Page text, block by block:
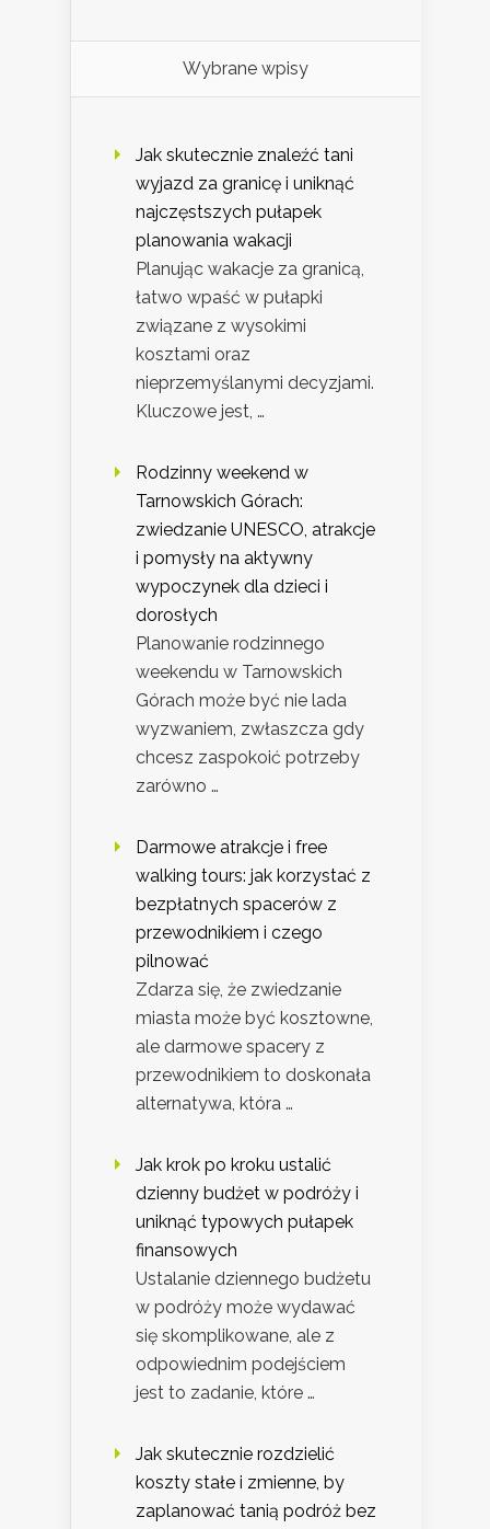
Wybrane wpisy
Jak skutecznie znaleźć tani
wyjazd za granicę i uniknąć
najczęstszych pułapek
planowania wakacji
Planując wakacje za granicą,
łatwo wpaść w pułapki
związane z wysokimi
kosztami oraz
nieprzemyślanymi decyzjami.
Kluczowe jest, …
Rodzinny weekend w
Tarnowskich Górach:
zwiedzanie UNESCO, atrakcje
i pomysły na aktywny
wypoczynek dla dzieci i
dorosłych
Planowanie rodzinnego
weekendu w Tarnowskich
Górach może być nie lada
wyzwaniem, zwłaszcza gdy
chcesz zaspokoić potrzeby
zarówno …
Darmowe atrakcje i free
walking tours: jak korzystać z
bezpłatnych spacerów z
przewodnikiem i czego
pilnować
Zdarza się, że zwiedzanie
miasta może być kosztowne,
ale darmowe spacery z
przewodnikiem to doskonała
alternatywa, która …
Jak krok po kroku ustalić
dzienny budżet w podróży i
uniknąć typowych pułapek
finansowych
Ustalanie dziennego budżetu
w podróży może wydawać
się skomplikowane, ale z
odpowiednim podejściem
jest to zadanie, które …
Jak skutecznie rozdzielić
koszty stałe i zmienne, by
zaplanować tanią podróż bez